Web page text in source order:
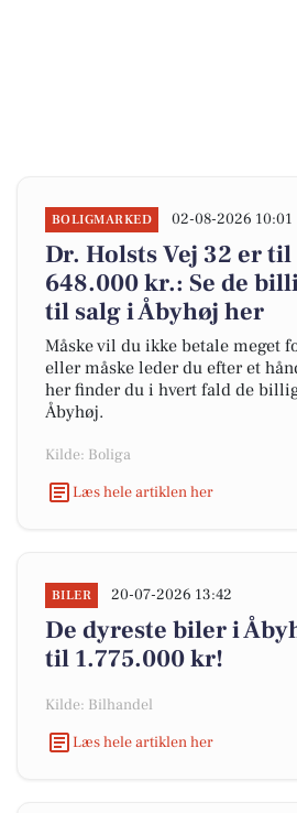
BOLIGMARKED 02-08-2026 10:01
Dr. Holsts Vej 32 er
648.000 kr.: Se de
til salg i Åbyhøj her
Måske vil du ikke betale meget
eller måske leder du efter et
her finder du i hvert fald de
Åbyhøj.
Kilde: Boliga
Læs hele artiklen her
BILER 20-07-2026 13:42
De dyreste biler i
til 1.775.000 kr!
Kilde: Bilhandel
Læs hele artiklen her